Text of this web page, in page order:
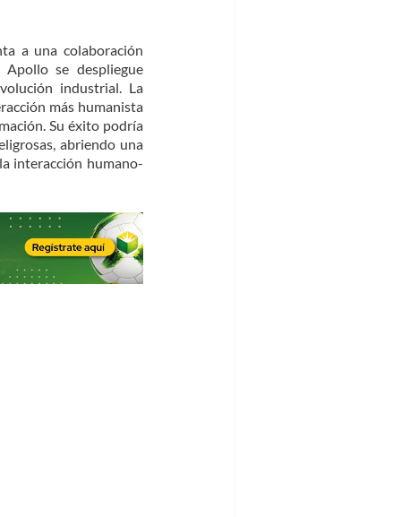
a una colaboración
se despliegue
industrial. La
más humanista
Su éxito podría
abriendo una
interacción humano-